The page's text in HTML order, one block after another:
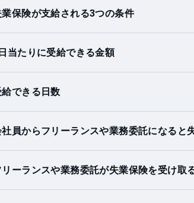
業保険が支給される3つの条件
当たりに受給できる金額
給できる日数
社員からフリーランスや業務委託になると
リーランスや業務委託が失業保険を受け取